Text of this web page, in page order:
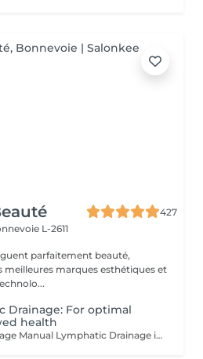
427
L-2611
parfaitement beauté,
Drainage: For optimal
health
Lymphatic Drainage Massage Manual Lymphatic Drainage is a gentle massage technique aimed at reducing water retention, stimulating lymphatic circulation, and detoxifying the body. It helps to reduce cellulite, reshape the body, and strengthen the immune system. Benefits: Reduction of Water Retention: Relieves swelling and promotes optimal body balance. Stimulation of Lymphatic Circulation: Helps eliminate waste and toxins from the body. Detoxification: Contributes to a healthier immune system. Reduction of Cellulite: Smooths and tones the skin. Body Reshaping: Improves overall appearance and redefines body contours. Post-Operative Relief: Reduces edema and accelerates healing. Relief for Heavy Legs: Alleviates the sensation of heaviness and fatigue in the legs. The technique involves light, rhythmic movements applied towards the heart to encourage lymphatic drainage. It is a non-invasive, relaxing, and effective method. Recommended For: Swelling and edema Cellulite Post-operative swelling Heavy and tired legs Chronic fatigue Weakened immune system Detoxification needs Certified Practitioners: Carla Fatima Lisete Marie Francesca Treat yourself to a moment of purification and lightness, because no one deserves to care for their body more than you.